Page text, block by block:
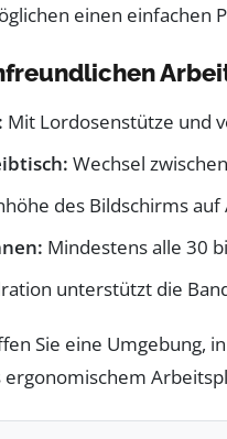
einen einfachen
Mit Lordosenstütze und
Wechsel
des Bildschirms
Mindestens alle 30
unterstützt die
Sie eine Umgebung,